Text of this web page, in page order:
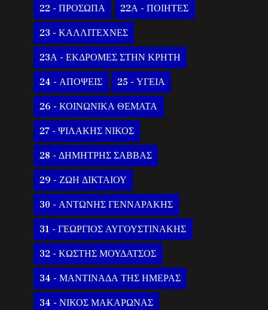
22 - ΠΡΟΣΩΠΑ 22Α - ΠΟΙΗΤΕΣ
23 - ΚΑΛΛΙΤΕΧΝΕΣ
23Α - ΕΚΔΡΟΜΕΣ ΣΤΗΝ ΚΡΗΤΗ
24 - ΑΠΟΨΕΙΣ 25 - ΥΓΕΙΑ
26 - ΚΟΙΝΩΝΙΚΑ ΘΕΜΑΤΑ
27 - ΨΙΛΑΚΗΣ ΝΙΚΟΣ
28 - ΔΗΜΗΤΡΗΣ ΣΑΒΒΑΣ
29 - ΖΩΗ ΔΙΚΤΑΙΟΥ
30 - ΑΝΤΩΝΗΣ ΓΕΝΝΑΡΑΚΗΣ
31 - ΓΕΩΡΓΙΟΣ ΑΥΓΟΥΣΤΙΝΑΚΗΣ
32 - ΚΩΣΤΗΣ ΜΟΥΔΑΤΣΟΣ
34 - ΜΑΝΤΙΝΑΔΑ ΤΗΣ ΗΜΕΡΑΣ
34 - ΝΙΚΟΣ ΜΑΚΑΡΩΝΑΣ